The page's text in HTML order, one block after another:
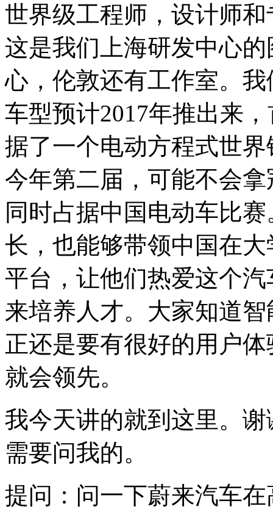
世界级工程师，设计师
这是我们上海研发中心
心，伦敦还有工作室。
车型预计2017年推出来
据了一个电动方程式世
今年第二届，可能不会
同时占据中国电动车比
长，也能够带领中国在
平台，让他们热爱这个
来培养人才。大家知道
正还是要有很好的用户
就会领先。
我今天讲的就到这里。
需要问我的。
提问：问一下蔚来汽车